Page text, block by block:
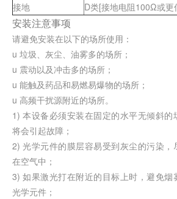
接地
D类[接地电阻100Ω或更
安装注意事项
请避免安装在以下的场所使用：
u 垃圾、灰尘、油雾多的场所；
u 震动以及冲击多的场所；
u 能触及药品和易燃易爆物的场所；
u 高频干扰源附近的场所。
1) 本设备必须安装在固定的水平无倾斜的
将会引起故障；
2) 光学元件的膜层容易受到灰尘的污染，
在空气中；
3) 如果激光打在附近的目标上时，避免烟
光学元件；